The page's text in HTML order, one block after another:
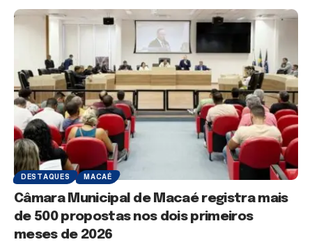
DESTAQUES MACAÉ
Câmara Municipal de Macaé registra mais
de 500 propostas nos dois primeiros
meses de 2026